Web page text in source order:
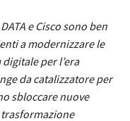
e Cisco sono ben
a modernizzare le
per l’era
da catalizzatore per
sbloccare nuove